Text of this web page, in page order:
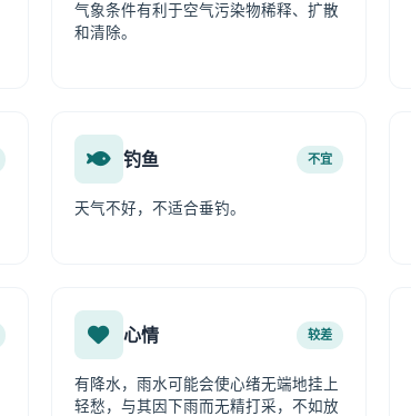
气象条件有利于空气污染物稀释、扩散
和清除。
钓鱼 不宜
天气不好，不适合垂钓。
心情 较差
有降水，雨水可能会使心绪无端地挂上
轻愁，与其因下雨而无精打采，不如放